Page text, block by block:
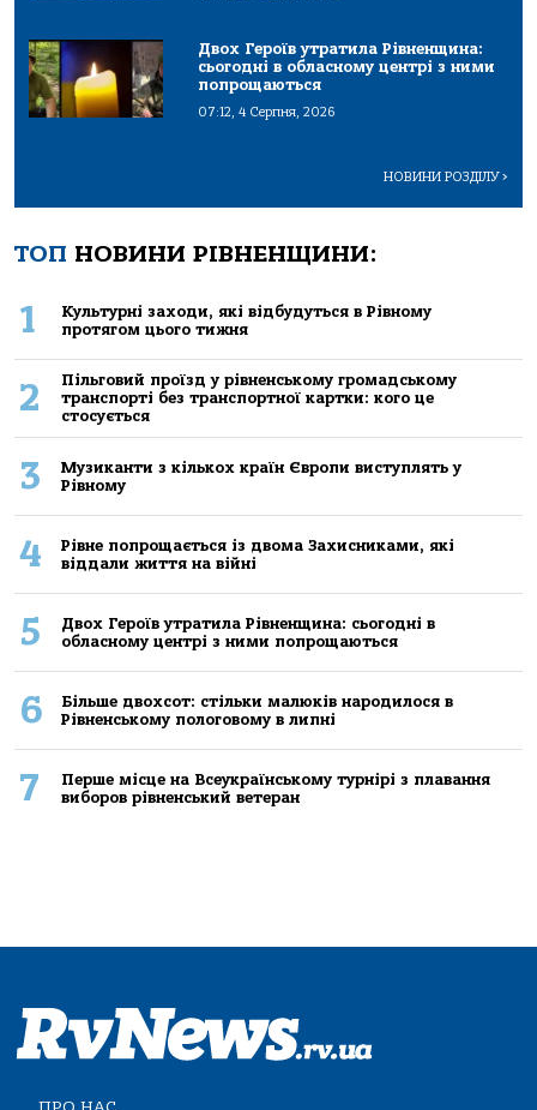
Двох Героїв утратила Рівненщина:
сьогодні в обласному центрі з ними
попрощаються
07:12, 4 Серпня, 2026
НОВИНИ РОЗДІЛУ>
ТОП НОВИНИ РІВНЕНЩИНИ:
1
Культурні заходи, які відбудуться в Рівному
протягом цього тижня
2
Пільговий проїзд у рівненському громадському
транспорті без транспортної картки: кого це
стосується
3
Музиканти з кількох країн Європи виступлять у
Рівному
4
Рівне попрощається із двома Захисниками, які
віддали життя на війні
5
Двох Героїв утратила Рівненщина: сьогодні в
обласному центрі з ними попрощаються
6
Більше двохсот: стільки малюків народилося в
Рівненському пологовому в липні
7
Перше місце на Всеукраїнському турнірі з плавання
виборов рівненський ветеран